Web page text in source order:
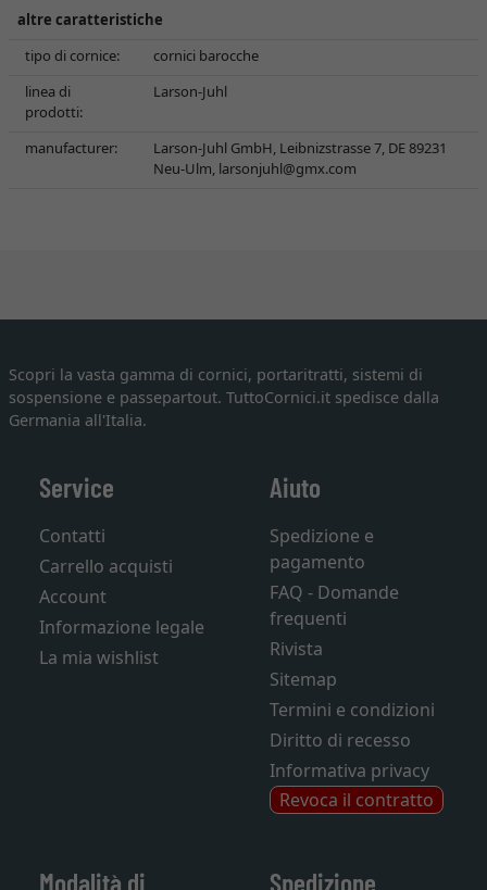
altre caratteristiche
tipo di cornice:
cornici barocche
linea di
prodotti:
Larson-Juhl
manufacturer:
Larson-Juhl GmbH, Leibnizstrasse 7, DE 89231
Neu-Ulm, larsonjuhl@gmx.com
Scopri la vasta gamma di cornici, portaritratti, sistemi di
sospensione e passepartout. TuttoCornici.it spedisce dalla
Germania all'Italia.
Service
Contatti
Carrello acquisti
Account
Informazione legale
La mia wishlist
Aiuto
Spedizione e
pagamento
FAQ - Domande
frequenti
Rivista
Sitemap
Termini e condizioni
Diritto di recesso
Informativa privacy
Revoca il contratto
Modalità di Spedizione